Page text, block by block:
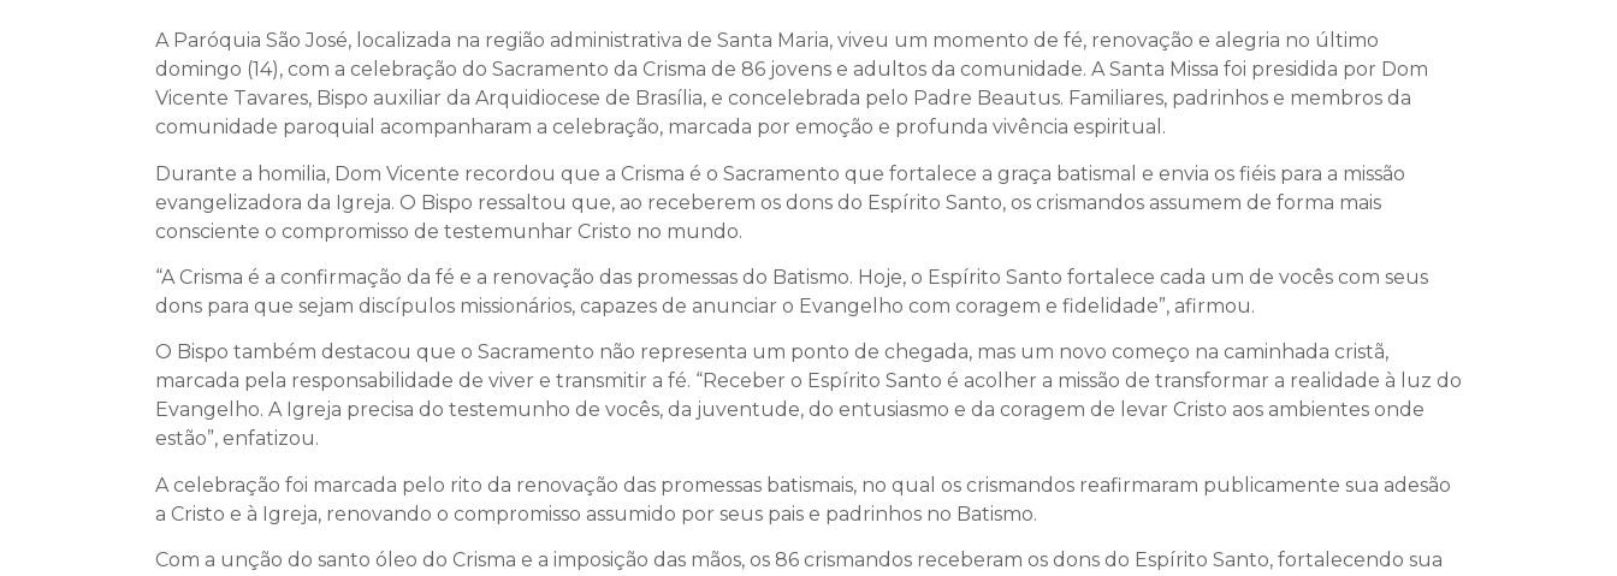
A Paróquia São José, localizada na região administrativa de Santa Maria, viveu um momento de fé, renovação e alegria no último
domingo (14), com a celebração do Sacramento da Crisma de 86 jovens e adultos da comunidade. A Santa Missa foi presidida por Dom
Vicente Tavares, Bispo auxiliar da Arquidiocese de Brasília, e concelebrada pelo Padre Beautus. Familiares, padrinhos e membros da
comunidade paroquial acompanharam a celebração, marcada por emoção e profunda vivência espiritual.
Durante a homilia, Dom Vicente recordou que a Crisma é o Sacramento que fortalece a graça batismal e envia os fiéis para a missão
evangelizadora da Igreja. O Bispo ressaltou que, ao receberem os dons do Espírito Santo, os crismandos assumem de forma mais
consciente o compromisso de testemunhar Cristo no mundo.
“A Crisma é a confirmação da fé e a renovação das promessas do Batismo. Hoje, o Espírito Santo fortalece cada um de vocês com seus
dons para que sejam discípulos missionários, capazes de anunciar o Evangelho com coragem e fidelidade”, afirmou.
O Bispo também destacou que o Sacramento não representa um ponto de chegada, mas um novo começo na caminhada cristã,
marcada pela responsabilidade de viver e transmitir a fé. “Receber o Espírito Santo é acolher a missão de transformar a realidade à luz do
Evangelho. A Igreja precisa do testemunho de vocês, da juventude, do entusiasmo e da coragem de levar Cristo aos ambientes onde
estão”, enfatizou.
A celebração foi marcada pelo rito da renovação das promessas batismais, no qual os crismandos reafirmaram publicamente sua adesão
a Cristo e à Igreja, renovando o compromisso assumido por seus pais e padrinhos no Batismo.
Com a unção do santo óleo do Crisma e a imposição das mãos, os 86 crismandos receberam os dons do Espírito Santo, fortalecendo sua